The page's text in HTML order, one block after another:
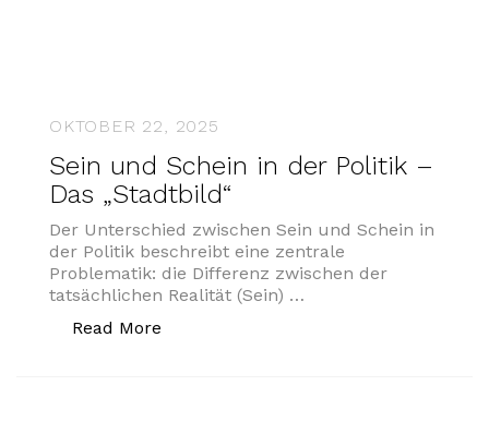
OKTOBER 22, 2025
Sein und Schein in der Politik –
Das „Stadtbild“
Der Unterschied zwischen Sein und Schein in
der Politik beschreibt eine zentrale
Problematik: die Differenz zwischen der
tatsächlichen Realität (Sein) …
Read More